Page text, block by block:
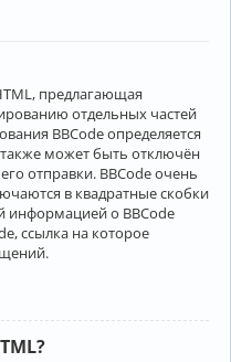
предлагающая
отдельных частей
BBCode определяется
может быть отключён
отправки. BBCode очень
в квадратные скобки
информацией о BBCode
ссылка на которое